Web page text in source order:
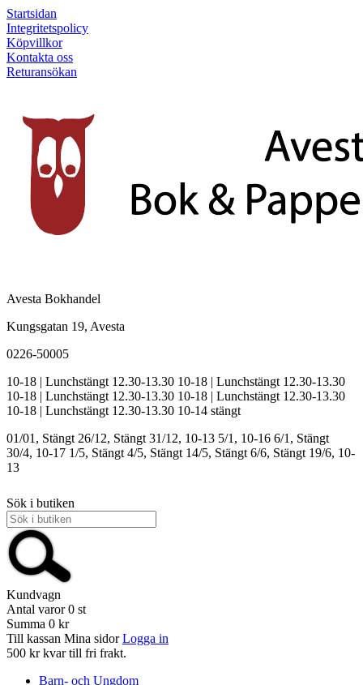
Startsidan
Integritetspolicy
Köpvillkor
Kontakta oss
Returansökan
Avesta Bokhandel
Kungsgatan 19, Avesta
0226-50005
10-18 | Lunchstängt 12.30-13.30 10-18 | Lunchstängt 12.30-13.30
10-18 | Lunchstängt 12.30-13.30 10-18 | Lunchstängt 12.30-13.30
10-18 | Lunchstängt 12.30-13.30 10-14 stängt
01/01, Stängt 26/12, Stängt 31/12, 10-13 5/1, 10-16 6/1, Stängt
30/4, 10-17 1/5, Stängt 4/5, Stängt 14/5, Stängt 6/6, Stängt 19/6, 10-
13
Sök i butiken
Kundvagn
Antal varor 0 st
Summa 0 kr
Till kassan Mina sidor Logga in
500 kr kvar till fri frakt.
Barn- och Ungdom